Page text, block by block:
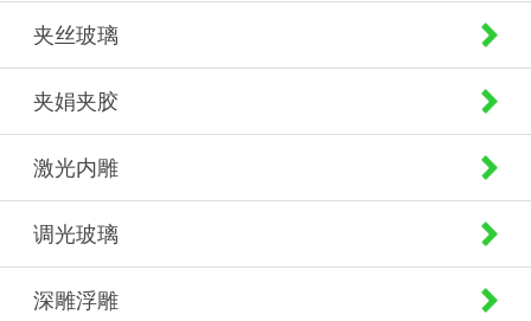
夹丝玻璃
夹娟夹胶
激光内雕
调光玻璃
深雕浮雕